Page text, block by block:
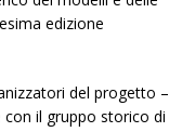
edizione
del progetto –
il gruppo storico di